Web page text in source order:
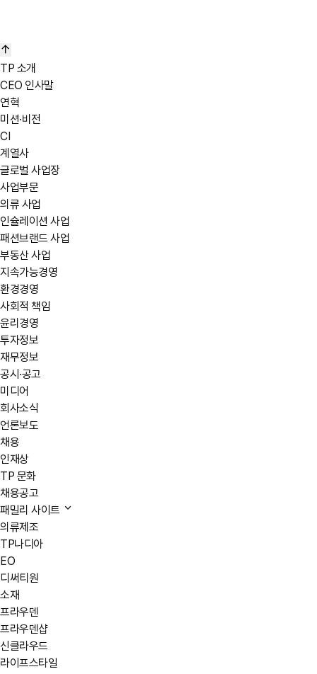
TP 소개
CEO 인사말
연혁
미션·비전
CI
계열사
글로벌 사업장
사업부문
의류 사업
인슐레이션 사업
패션브랜드 사업
부동산 사업
지속가능경영
환경경영
사회적 책임
윤리경영
투자정보
재무정보
공시·공고
미디어
회사소식
언론보도
채용
인재상
TP 문화
채용공고
패밀리 사이트
의류제조
TP나디아
EO
디써티원
소재
프라우덴
프라우덴샵
신클라우드
라이프스타일